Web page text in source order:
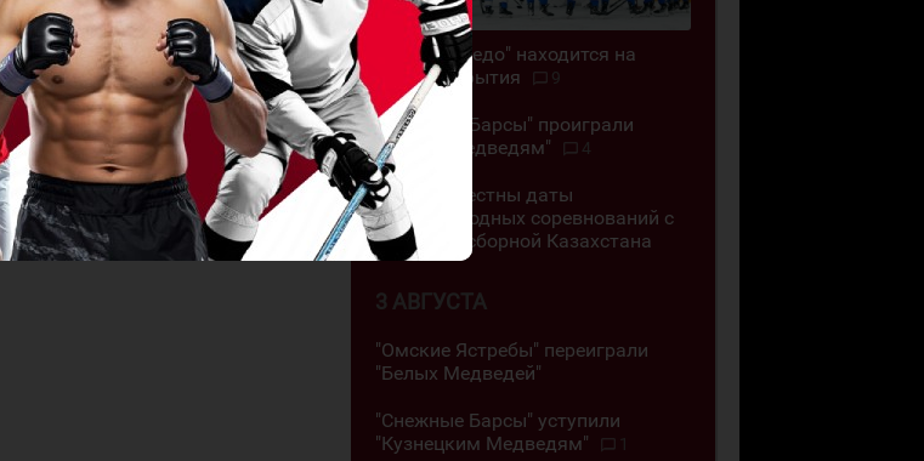
ЖХК "Торпедо" находится на
грани закрытия
9
"Снежные Барсы" проиграли
"Белым Медведям"
4
Стали известны даты
международных соревнований с
участием сборной Казахстана
3 АВГУСТА
"Омские Ястребы" переиграли
"Белых Медведей"
"Снежные Барсы" уступили
"Кузнецким Медведям"
1